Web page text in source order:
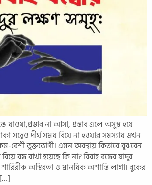
যাওয়া,প্রস্তাব না আসা, প্রস্তাব এলে অসুস্থ হয়ে
সত্ত্বেও দীর্ঘ সময় বিয়ে না হওয়ার সমস্যায় এখন
বেশী ভুক্তভোগী। এমন অবস্থায় কিভাবে বুঝবেন
বন্ধ রাখা হয়েছে কি না? বিবাহ বন্ধের যাদুর
অস্থিরতা ও মানষিক অশান্তি লাগা। বুকের